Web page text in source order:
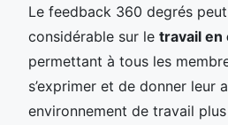
Le feedback 360 degrés
considérable sur le travail en
permettant à tous les
s’exprimer et de donner leur
environnement de travail